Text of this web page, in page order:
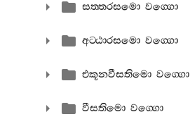
සත‍්තරසමො වග‍්ගො
අට‍්ඨාරසමො වග‍්ගො
එකූනවීසතිමො වග‍්ගො
වීසතිමො වග‍්ගො